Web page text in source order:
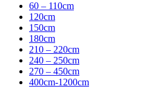
60 – 110cm
120cm
150cm
180cm
210 – 220cm
240 – 250cm
270 – 450cm
400cm-1200cm